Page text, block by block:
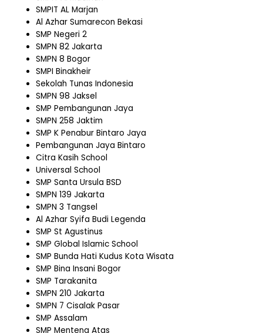
SMPIT AL Marjan
Al Azhar Sumarecon Bekasi
SMP Negeri 2
SMPN 82 Jakarta
SMPN 8 Bogor
SMPI Binakheir
Sekolah Tunas Indonesia
SMPN 98 Jaksel
SMP Pembangunan Jaya
SMPN 258 Jaktim
SMP K Penabur Bintaro Jaya
Pembangunan Jaya Bintaro
Citra Kasih School
Universal School
SMP Santa Ursula BSD
SMPN 139 Jakarta
SMPN 3 Tangsel
Al Azhar Syifa Budi Legenda
SMP St Agustinus
SMP Global Islamic School
SMP Bunda Hati Kudus Kota Wisata
SMP Bina Insani Bogor
SMP Tarakanita
SMPN 210 Jakarta
SMPN 7 Cisalak Pasar
SMP Assalam
SMP Menteng Atas